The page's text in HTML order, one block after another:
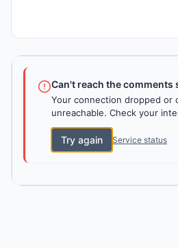
Can't reach the comments
Your connection dropped or
unreachable. Check your
Try again Service status